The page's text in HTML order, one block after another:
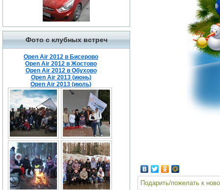
Фото с клубных встреч
Open Air 2012 в Бисерово
Open Air 2012 в Жостово
Open Air 2012 в Обухово
Open Air 2013 (июнь)
Open Air 2013 (июль)
Подарить/пожелать к